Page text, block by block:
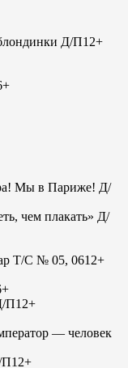
Д/П12+
Мы в Париже! Д/
чем плакать» Д/
Т/С № 05, 0612+
П12+
— человек
П12+